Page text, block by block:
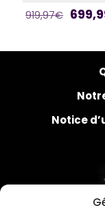
919,97€
Notice